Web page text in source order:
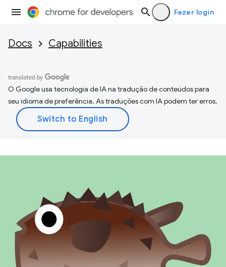
Fazer login
Docs Capabilities
O Google usa tecnologia de IA na tradução de conteúdos para
seu idioma de preferência. As traduções com IA podem ter erros.